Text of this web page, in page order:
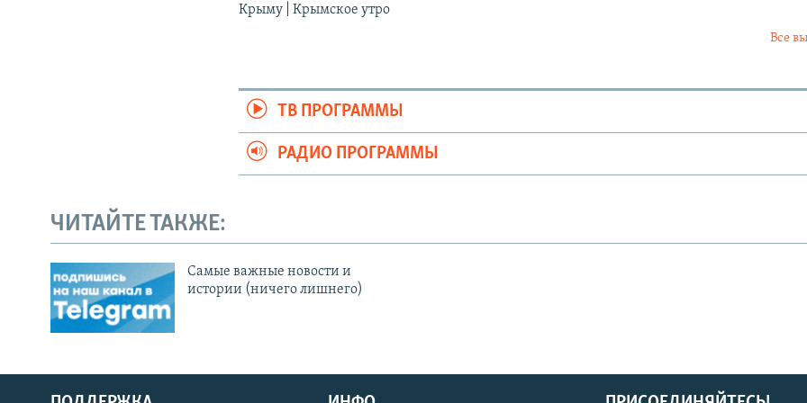
Крыму | Крымское утро
Все
ТВ ПРОГРАММЫ
РАДИО ПРОГРАММЫ
ЧИТАЙТЕ ТАКЖЕ:
Cамые важные новости и
истории (ничего лишнего)